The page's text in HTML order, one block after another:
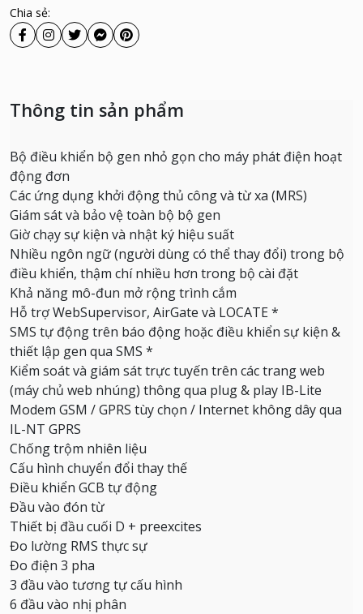
Chia sẻ:
Thông tin sản phẩm
Bộ điều khiển bộ gen nhỏ gọn cho máy phát điện hoạt
động đơn
Các ứng dụng khởi động thủ công và từ xa (MRS)
Giám sát và bảo vệ toàn bộ bộ gen
Giờ chạy sự kiện và nhật ký hiệu suất
Nhiều ngôn ngữ (người dùng có thể thay đổi) trong bộ
điều khiển, thậm chí nhiều hơn trong bộ cài đặt
Khả năng mô-đun mở rộng trình cắm
Hỗ trợ WebSupervisor, AirGate và LOCATE *
SMS tự động trên báo động hoặc điều khiển sự kiện &
thiết lập gen qua SMS *
Kiểm soát và giám sát trực tuyến trên các trang web
(máy chủ web nhúng) thông qua plug & play IB-Lite
Modem GSM / GPRS tùy chọn / Internet không dây qua
IL-NT GPRS
Chống trộm nhiên liệu
Cấu hình chuyển đổi thay thế
Điều khiển GCB tự động
Đầu vào đón từ
Thiết bị đầu cuối D + preexcites
Đo lường RMS thực sự
Đo điện 3 pha
3 đầu vào tương tự cấu hình
6 đầu vào nhị phân